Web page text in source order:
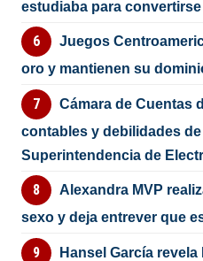
estudiaba para
Juegos
oro y mantienen su
Cámara de Cuentas
contables y debilidades
Superintendencia de
Alexandra MVP
sexo y deja entrever que
Hansel García